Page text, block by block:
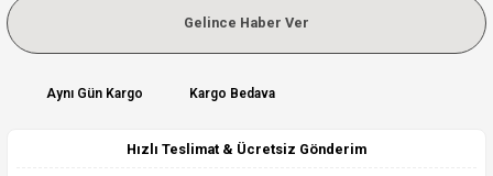
Gelince Haber Ver
Aynı Gün Kargo Kargo Bedava
Hızlı Teslimat & Ücretsiz Gönderim